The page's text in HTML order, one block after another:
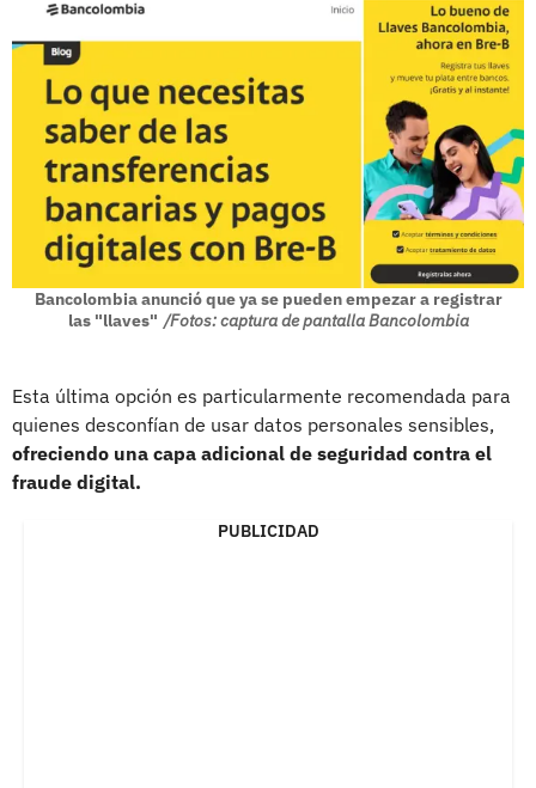
Bancolombia anunció que ya se pueden empezar a registrar
las "llaves" /Fotos: captura de pantalla Bancolombia
Esta última opción es particularmente recomendada para
quienes desconfían de usar datos personales sensibles,
ofreciendo una capa adicional de seguridad contra el
fraude digital.
PUBLICIDAD